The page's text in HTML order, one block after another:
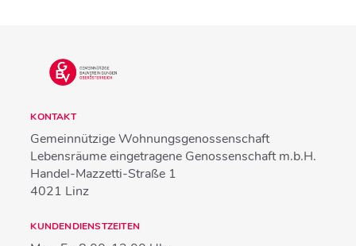
KONTAKT
Gemeinnützige Wohnungsgenossenschaft
Lebensräume eingetragene Genossenschaft m.b.H.
Handel-Mazzetti-Straße 1
4021 Linz
KUNDENDIENSTZEITEN